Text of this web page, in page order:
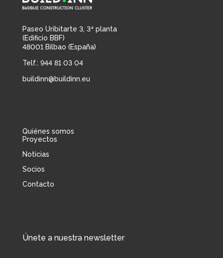
Paseo Uribitarte 3, 3ª planta
(Edificio BBF)
48001 Bilbao (España)
Telf.: 944 81 03 04
buildinn@buildinn.eu
Quiénes somos
Proyectos
Noticias
Socios
Contacto
Únete a nuestra newsletter